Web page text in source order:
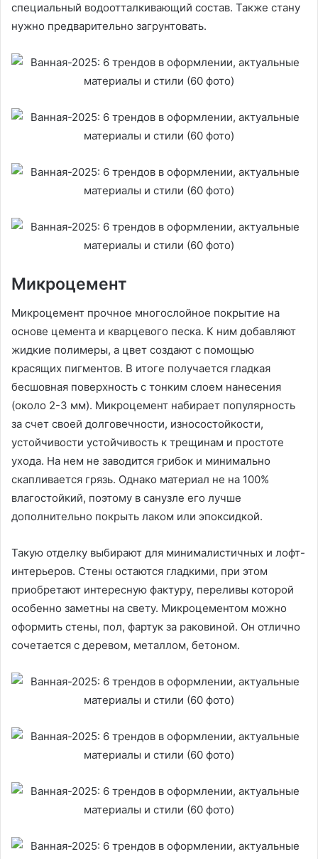
специальный водоотталкивающий состав. Также стану
нужно предварительно загрунтовать.
Микроцемент
Микроцемент прочное многослойное покрытие на
основе цемента и кварцевого песка. К ним добавляют
жидкие полимеры, а цвет создают с помощью
красящих пигментов. В итоге получается гладкая
бесшовная поверхность с тонким слоем нанесения
(около 2-3 мм). Микроцемент набирает популярность
за счет своей долговечности, износостойкости,
устойчивости устойчивость к трещинам и простоте
ухода. На нем не заводится грибок и минимально
скапливается грязь. Однако материал не на 100%
влагостойкий, поэтому в санузле его лучше
дополнительно покрыть лаком или эпоксидкой.
Такую отделку выбирают для минималистичных и лофт-
интерьеров. Стены остаются гладкими, при этом
приобретают интересную фактуру, переливы которой
особенно заметны на свету. Микроцементом можно
оформить стены, пол, фартук за раковиной. Он отлично
сочетается с деревом, металлом, бетоном.